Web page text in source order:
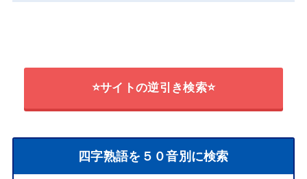
⭐サイトの逆引き検索⭐
四字熟語を５０音別に検索